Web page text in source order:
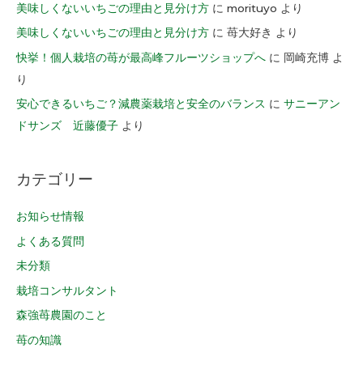
美味しくないいちごの理由と見分け方 に morituyo より
美味しくないいちごの理由と見分け方 に 苺大好き より
快挙！個人栽培の苺が最高峰フルーツショップへ に 岡崎充博 よ
り
安心できるいちご？減農薬栽培と安全のバランス に サニーアン
ドサンズ 近藤優子 より
カテゴリー
お知らせ情報
よくある質問
未分類
栽培コンサルタント
森強苺農園のこと
苺の知識